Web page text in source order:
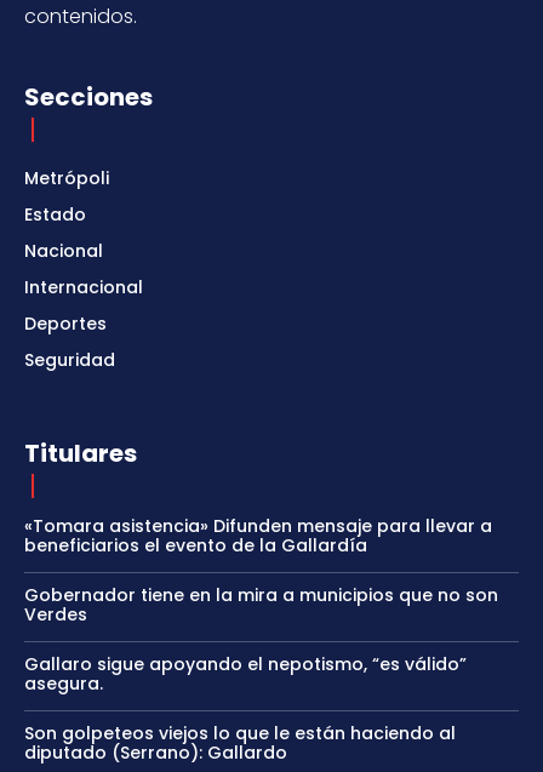
contenidos.
Secciones
Metrópoli
Estado
Nacional
Internacional
Deportes
Seguridad
Titulares
«Tomara asistencia» Difunden mensaje para llevar a
beneficiarios el evento de la Gallardía
Gobernador tiene en la mira a municipios que no son
Verdes
Gallaro sigue apoyando el nepotismo, “es válido”
asegura.
Son golpeteos viejos lo que le están haciendo al
diputado (Serrano): Gallardo